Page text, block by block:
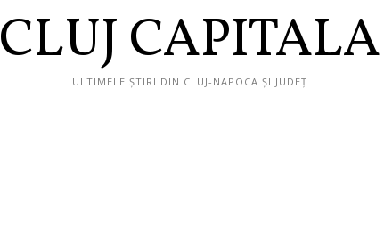
CLUJ CAPITALA
ULTIMELE ȘTIRI DIN CLUJ-NAPOCA ȘI JUDEȚ